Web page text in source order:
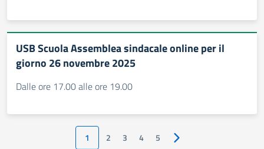
USB Scuola Assemblea sindacale online per il
giorno 26 novembre 2025
Dalle ore 17.00 alle ore 19.00
1 2 3 4 5 Pagina successiva